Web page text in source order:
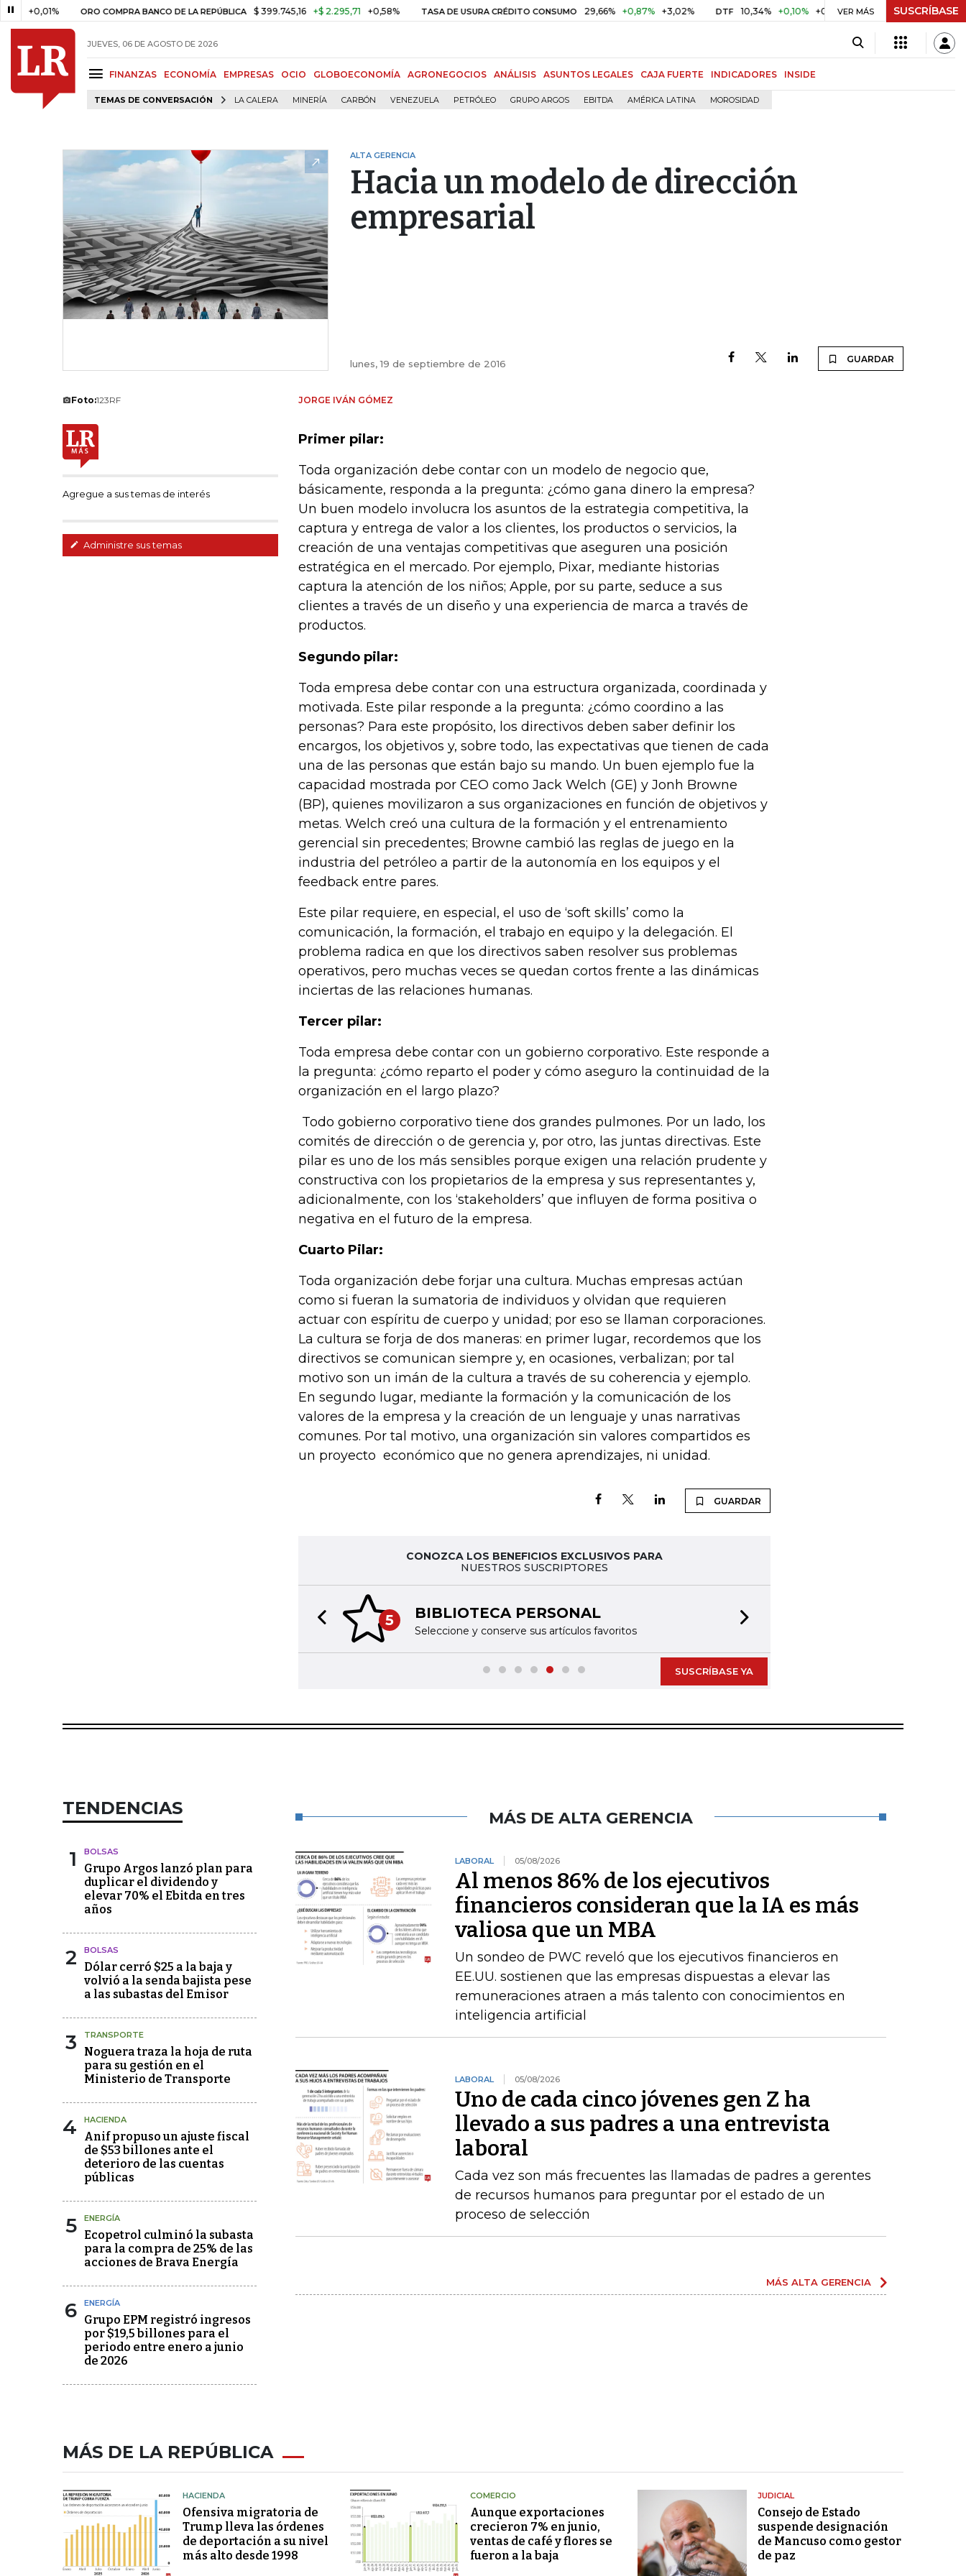
ORO COMPRA BANCO DE LA REPÚBLICA $ 399.745,16 +$ 2.295,71 +0,58% TASA DE USURA CRÉDITO CONSUMO 29,66% +0,87% +3,02% DTF 10,34% +0,10% +0,98% UVR $ 416,86 +$ 0,05
VER MÁS SUSCRÍBASE
JUEVES, 06 DE AGOSTO DE 2026
FINANZAS ECONOMÍA EMPRESAS OCIO GLOBOECONOMÍA AGRONEGOCIOS ANÁLISIS ASUNTOS LEGALES CAJA FUERTE INDICADORES INSIDE
TEMAS DE CONVERSACIÓN LA CALERA MINERÍA CARBÓN VENEZUELA PETRÓLEO GRUPO ARGOS EBITDA AMÉRICA LATINA MOROSIDAD
ALTA GERENCIA
Hacia un modelo de dirección
empresarial
lunes, 19 de septiembre de 2016 GUARDAR
Foto:123RF
Agregue a sus temas de interés
Administre sus temas
JORGE IVÁN GÓMEZ
Primer pilar:
Toda organización debe contar con un modelo de negocio que,
básicamente, responda a la pregunta: ¿cómo gana dinero la empresa?
Un buen modelo involucra los asuntos de la estrategia competitiva, la
captura y entrega de valor a los clientes, los productos o servicios, la
creación de una ventajas competitivas que aseguren una posición
estratégica en el mercado. Por ejemplo, Pixar, mediante historias
captura la atención de los niños; Apple, por su parte, seduce a sus
clientes a través de un diseño y una experiencia de marca a través de
productos.
Segundo pilar:
Toda empresa debe contar con una estructura organizada, coordinada y
motivada. Este pilar responde a la pregunta: ¿cómo coordino a las
personas? Para este propósito, los directivos deben saber definir los
encargos, los objetivos y, sobre todo, las expectativas que tienen de cada
una de las personas que están bajo su mando. Un buen ejemplo fue la
capacidad mostrada por CEO como Jack Welch (GE) y Jonh Browne
(BP), quienes movilizaron a sus organizaciones en función de objetivos y
metas. Welch creó una cultura de la formación y el entrenamiento
gerencial sin precedentes; Browne cambió las reglas de juego en la
industria del petróleo a partir de la autonomía en los equipos y el
feedback entre pares.
Este pilar requiere, en especial, el uso de ‘soft skills’ como la
comunicación, la formación, el trabajo en equipo y la delegación. El
problema radica en que los directivos saben resolver sus problemas
operativos, pero muchas veces se quedan cortos frente a las dinámicas
inciertas de las relaciones humanas.
Tercer pilar:
Toda empresa debe contar con un gobierno corporativo. Este responde a
la pregunta: ¿cómo reparto el poder y cómo aseguro la continuidad de la
organización en el largo plazo?
Todo gobierno corporativo tiene dos grandes pulmones. Por un lado, los
comités de dirección o de gerencia y, por otro, las juntas directivas. Este
pilar es uno de los más sensibles porque exigen una relación prudente y
constructiva con los propietarios de la empresa y sus representantes y,
adicionalmente, con los ‘stakeholders’ que influyen de forma positiva o
negativa en el futuro de la empresa.
Cuarto Pilar:
Toda organización debe forjar una cultura. Muchas empresas actúan
como si fueran la sumatoria de individuos y olvidan que requieren
actuar con espíritu de cuerpo y unidad; por eso se llaman corporaciones.
La cultura se forja de dos maneras: en primer lugar, recordemos que los
directivos se comunican siempre y, en ocasiones, verbalizan; por tal
motivo son un imán de la cultura a través de su coherencia y ejemplo.
En segundo lugar, mediante la formación y la comunicación de los
valores de la empresa y la creación de un lenguaje y unas narrativas
comunes. Por tal motivo, una organización sin valores compartidos es
un proyecto económico que no genera aprendizajes, ni unidad.
GUARDAR
CONOZCA LOS BENEFICIOS EXCLUSIVOS PARA
NUESTROS SUSCRIPTORES
5 BIBLIOTECA PERSONAL
Seleccione y conserve sus artículos favoritos
Previous slide
SUSCRÍBASE YA
TENDENCIAS
1 BOLSAS
Grupo Argos lanzó plan para
duplicar el dividendo y
elevar 70% el Ebitda en tres
años
2 BOLSAS
Dólar cerró $25 a la baja y
volvió a la senda bajista pese
a las subastas del Emisor
3 TRANSPORTE
Noguera traza la hoja de ruta
para su gestión en el
Ministerio de Transporte
4 HACIENDA
Anif propuso un ajuste fiscal
de $53 billones ante el
deterioro de las cuentas
públicas
5 ENERGÍA
Ecopetrol culminó la subasta
para la compra de 25% de las
acciones de Brava Energía
6 ENERGÍA
Grupo EPM registró ingresos
por $19,5 billones para el
periodo entre enero a junio
de 2026
MÁS DE ALTA GERENCIA
LABORAL 05/08/2026
Al menos 86% de los ejecutivos
financieros consideran que la IA es más
valiosa que un MBA
Un sondeo de PWC reveló que los ejecutivos financieros en
EE.UU. sostienen que las empresas dispuestas a elevar las
remuneraciones atraen a más talento con conocimientos en
inteligencia artificial
LABORAL 05/08/2026
Uno de cada cinco jóvenes gen Z ha
llevado a sus padres a una entrevista
laboral
Cada vez son más frecuentes las llamadas de padres a gerentes
de recursos humanos para preguntar por el estado de un
proceso de selección
MÁS ALTA GERENCIA
MÁS DE LA REPÚBLICA
HACIENDA
Ofensiva migratoria de
Trump lleva las órdenes
de deportación a su nivel
más alto desde 1998
COMERCIO
Aunque exportaciones
crecieron 7% en junio,
ventas de café y flores se
fueron a la baja
JUDICIAL
Consejo de Estado
suspende designación
de Mancuso como gestor
de paz